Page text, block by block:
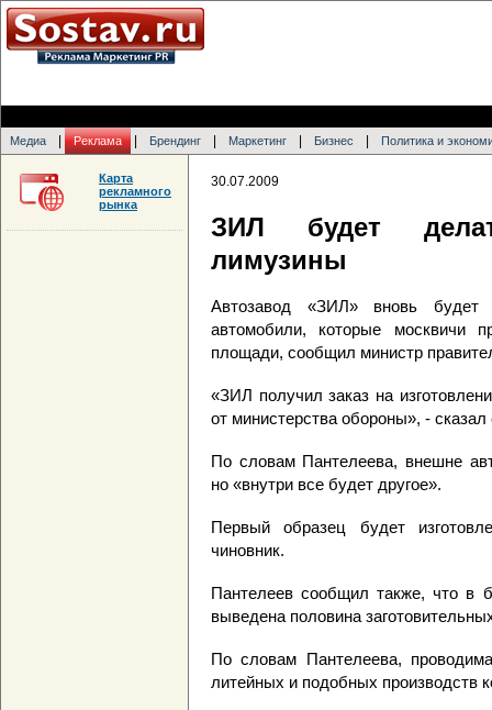
Медиа Реклама Брендинг Маркетинг Бизнес Политика и
30.07.2009
ЗИЛ будет
лимузины
Автозавод «ЗИЛ» вновь будет
автомобили, которые москвичи
площади, сообщил министр
«ЗИЛ получил заказ на
от министерства обороны», - сказал
По словам Пантелеева, внешне
но «внутри все будет другое».
Первый образец будет
чиновник.
Пантелеев сообщил также, что в
выведена половина
По словам Пантелеева,
литейных и подобных производств
Карта
рекламного
рынка